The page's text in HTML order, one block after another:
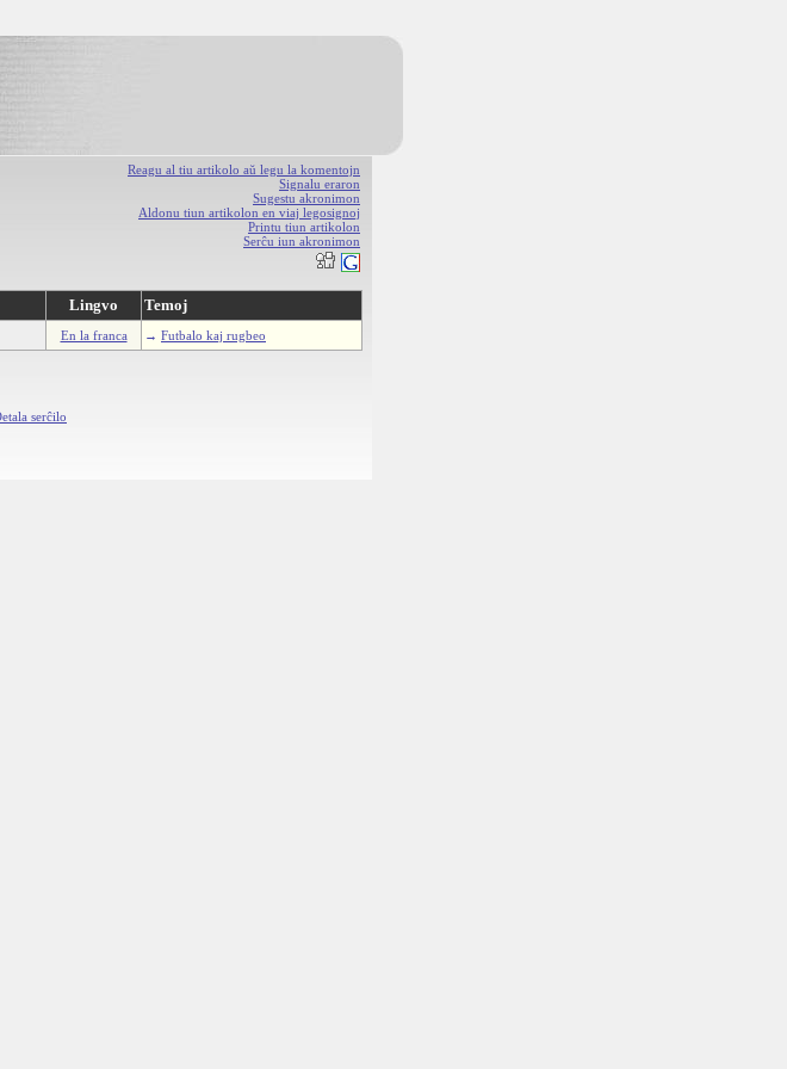
Reagu al tiu artikolo aŭ legu la komentojn
Signalu eraron
Sugestu akronimon
Aldonu tiun artikolon en viaj legosignoj
Printu tiun artikolon
Serĉu iun akronimon
Lingvo
Temoj
En la franca → Futbalo kaj rugbeo
serĉilo